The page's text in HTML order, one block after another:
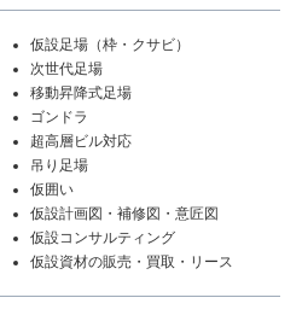
仮設足場（枠・クサビ）
次世代足場
移動昇降式足場
ゴンドラ
超高層ビル対応
吊り足場
仮囲い
仮設計画図・補修図・意匠図
仮設コンサルティング
仮設資材の販売・買取・リース